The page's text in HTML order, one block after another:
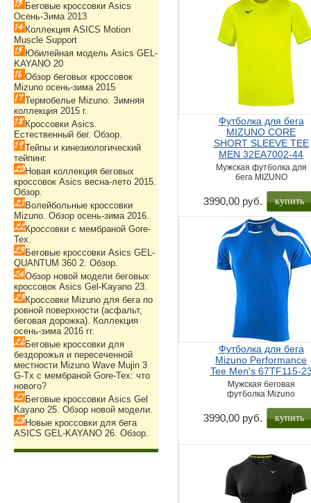
Футболка для бега
MIZUNO CORE
SHORT SLEEVE TEE
MEN 32EA7002-44
Мужская футболка для
бега MIZUNO
3990,00 руб. купить
Футболка для бега
Mizuno Performance
Tee Men's 67TF115-
Мужская беговая
футболка Mizuno
3990,00 руб. купить
Беговые кроссовки Asics
Осень-Зима 2013
Коллекция ASICS Motion
Muscle Support
Юбилейная модель Asics GEL-
KAYANO 20
Обзор беговых кроссовок
Mizuno осень-зима 2015
Термобелье Mizuno. Зимняя
коллекция 2015 г.
Кроссовки Asics.
Естественный бег. Обзор.
Тейпы и кинезиологический
тейпинг.
Новая коллекция беговых
кроссовок Asics весна-лето 2015.
Обзор.
Волейбольные кроссовки
Mizuno. Обзор осень-зима 2016.
Кроссовки с мембраной Gore-
Tex.
Беговые кроссовки Asics GEL-
QUANTUM 360 2. Обзор.
Обзор новой модели беговых
кроссовок Asics Gel-Kayano 23.
Кроссовки Mizuno для бега по
ровной поверхности (асфальт,
беговая дорожка). Коллекция
осень-зима 2016 гг.
Беговые кроссовки для
бездорожья и пересеченной
местности Mizuno Wave Mujin 3
G-Tx с мембраной Gore-Tex: что
нового?
Беговые кроссовки Asics Gel
Kayano 25. Обзор новой модели.
Новые кроссовки для бега
ASICS GEL-KAYANO 26. Обзор.